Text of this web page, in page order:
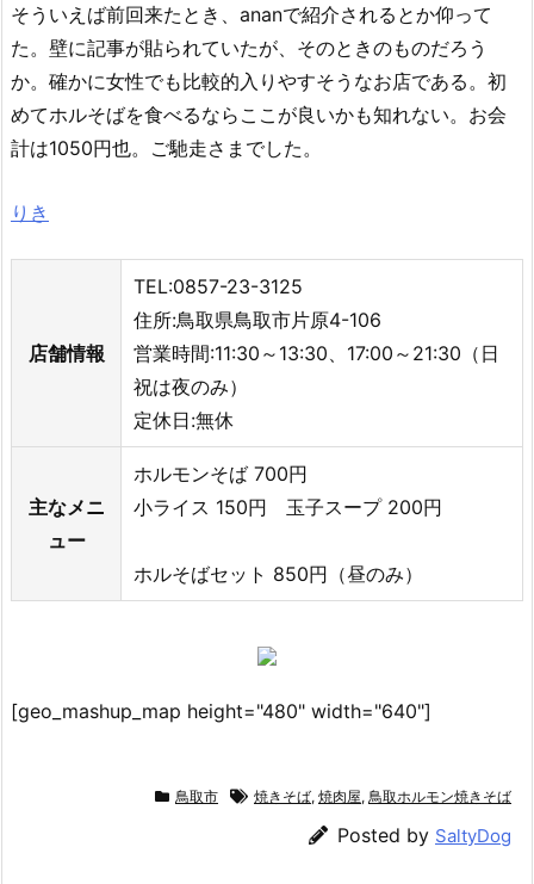
そういえば前回来たとき、ananで紹介されるとか仰って
た。壁に記事が貼られていたが、そのときのものだろう
か。確かに女性でも比較的入りやすそうなお店である。初
めてホルそばを食べるならここが良いかも知れない。お会
計は1050円也。ご馳走さまでした。
りき
店舗情報
TEL:0857-23-3125
住所:鳥取県鳥取市片原4-106
営業時間:11:30～13:30、17:00～21:30（日
祝は夜のみ）
定休日:無休
主なメニ
ュー
ホルモンそば 700円
小ライス 150円 玉子スープ 200円
ホルそばセット 850円（昼のみ）
[geo_mashup_map height="480" width="640"]
鳥取市 焼きそば, 焼肉屋, 鳥取ホルモン焼きそば
Posted by SaltyDog